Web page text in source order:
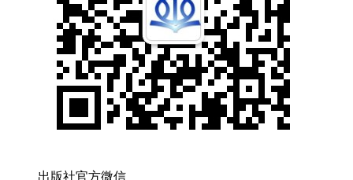
出版社官方微信